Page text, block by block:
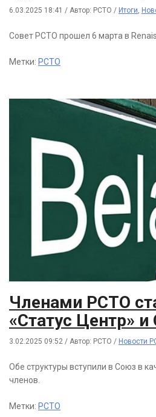
6.03.2025 18:41 / Автор: РСТО / Итоги
Совет РСТО прошел 6 марта в
Метки: РСТО
Членами РСТО
«Статус Центр»
3.02.2025 09:52 / Автор: РСТО / Новости
Обе структуры вступили в Союз в
членов.
Метки: РСТО